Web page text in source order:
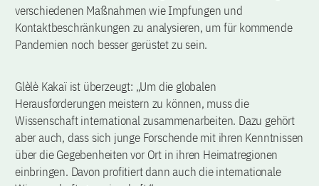
verschiedenen Maßnahmen wie Impfungen und
Kontaktbeschränkungen zu analysieren, um für kommende
Pandemien noch besser gerüstet zu sein.
Glèlè Kakaï ist überzeugt: „Um die globalen
Herausforderungen meistern zu können, muss die
Wissenschaft international zusammenarbeiten. Dazu gehört
aber auch, dass sich junge Forschende mit ihren Kenntnissen
über die Gegebenheiten vor Ort in ihren Heimatregionen
einbringen. Davon profitiert dann auch die internationale